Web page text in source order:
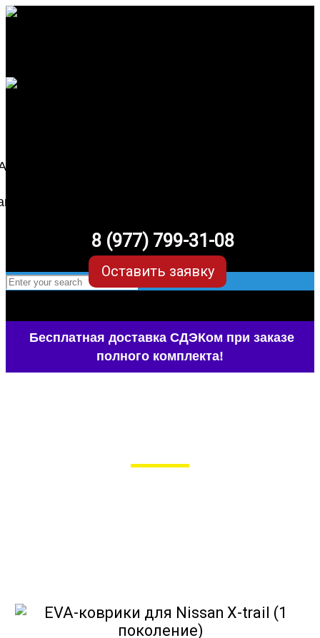
8 (977) 799-31-08
Оставить заявку
Бесплатная доставка СДЭКом при заказе
полного комплекта!